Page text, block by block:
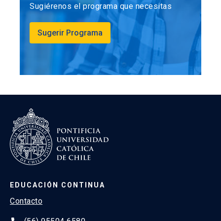
Los estudiantes deben asistir a dos clases en
vivo con el docente, donde podrán reforzar
conocimientos y resolver dudas. La asistencia a
dichas clases es vía streaming.
Estrategias Evaluativas:
Controles de lectura que permiten asegurar la
comprensión de los contenidos desplegados en
la plataforma
Foros de participación, que permiten evaluar el
análisis y capacidad de reflexión de los alumnos
en torno a problemáticas aplicadas
Trabajo final grupal que evalúa la aplicación de los
Sugiérenos el programa que necesitas
Sugerir Programa
EDUCACIÓN CONTINUA
Contacto